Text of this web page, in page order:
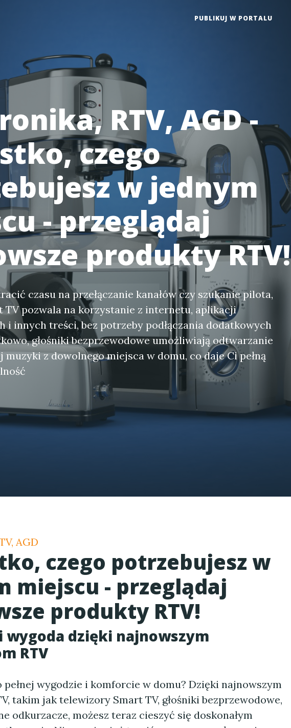
PUBLIKUJ W PORTALU
RTV, AGD -
czego
w jednym
- przeglądaj
produkty RTV!
czasu na przełączanie kanałów czy szukanie pilota,
TV pozwala na korzystanie z internetu, aplikacji
i innych treści, bez potrzeby podłączania dodatkowych
głośniki bezprzewodowe umożliwiają odtwarzanie
z dowolnego miejsca w domu, co daje Ci pełną
AGD
czego potrzebujesz w
miejscu - przeglądaj
produkty RTV!
wygoda dzięki najnowszym
RTV
pełnej wygodzie i komforcie w domu? Dzięki najnowszym
takim jak telewizory Smart TV, głośniki bezprzewodowe,
odkurzacze, możesz teraz cieszyć się doskonałym